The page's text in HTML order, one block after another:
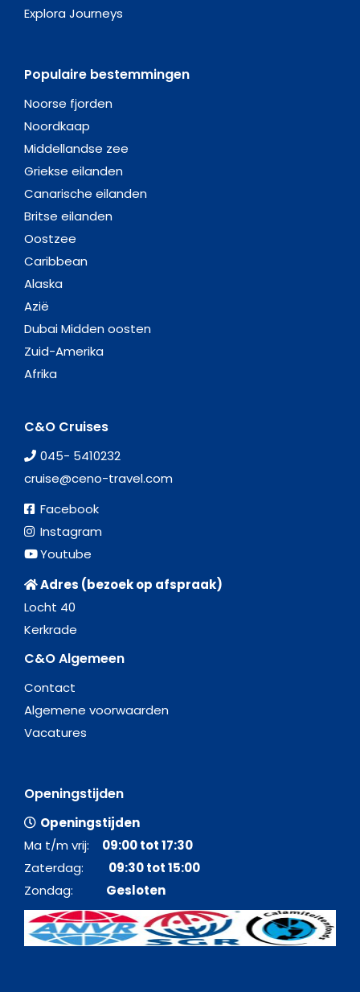
Explora Journeys
Populaire bestemmingen
Noorse fjorden
Noordkaap
Middellandse zee
Griekse eilanden
Canarische eilanden
Britse eilanden
Oostzee
Caribbean
Alaska
Azië
Dubai Midden oosten
Zuid-Amerika
Afrika
C&O Cruises
045- 5410232
cruise@ceno-travel.com
Facebook
Instagram
Youtube
Adres (bezoek op afspraak)
Locht 40
Kerkrade
C&O Algemeen
Contact
Algemene voorwaarden
Vacatures
Openingstijden
Openingstijden
Ma t/m vrij: 09:00 tot 17:30
Zaterdag: 09:30 tot 15:00
Zondag: Gesloten